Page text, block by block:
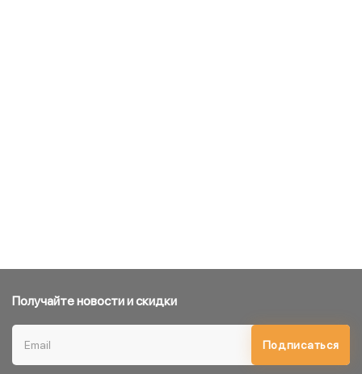
Получайте новости и скидки
Подписаться